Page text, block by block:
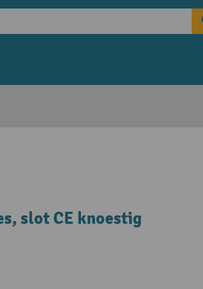
slot CE knoestig